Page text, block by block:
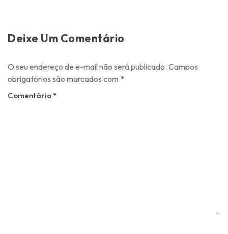
Deixe Um Comentário
O seu endereço de e-mail não será publicado. Campos
obrigatórios são marcados com *
Comentário*